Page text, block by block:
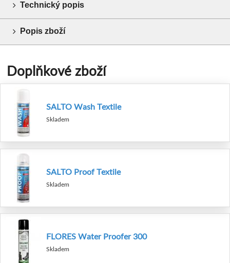
Technický popis
Popis zboží
Doplňkové zboží
SALTO Wash Textile
Skladem
SALTO Proof Textile
Skladem
FLORES Water Proofer 300
Skladem